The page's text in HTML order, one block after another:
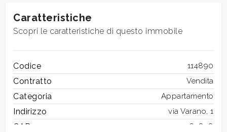
Caratteristiche
Scopri le caratteristiche di questo immobile
Codice 114890
Contratto Vendita
Categoria Appartamento
Indirizzo via Varano, 1
CAP 63858
3
4